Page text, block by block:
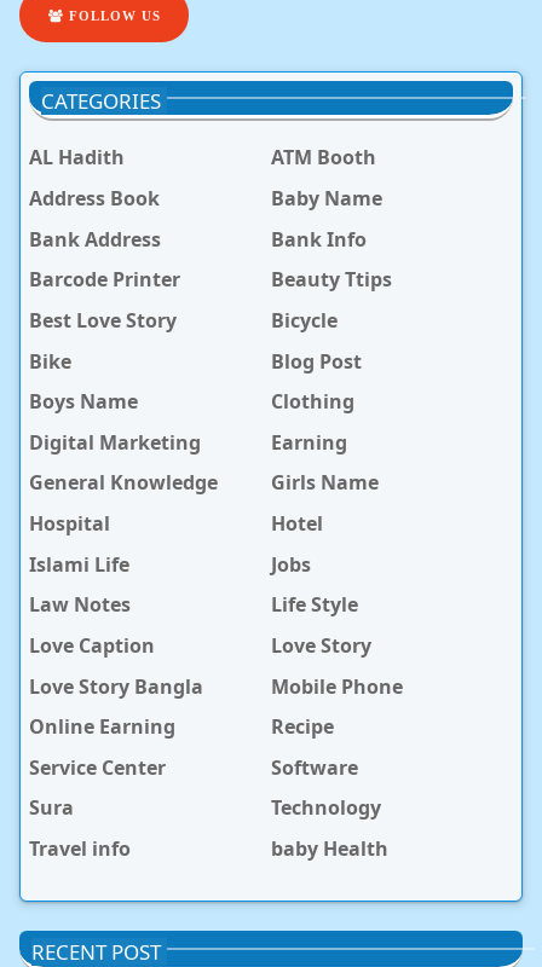
FOLLOW US
CATEGORIES
AL Hadith
ATM Booth
Address Book
Baby Name
Bank Address
Bank Info
Barcode Printer
Beauty Ttips
Best Love Story
Bicycle
Bike
Blog Post
Boys Name
Clothing
Digital Marketing
Earning
General Knowledge
Girls Name
Hospital
Hotel
Islami Life
Jobs
Law Notes
Life Style
Love Caption
Love Story
Love Story Bangla
Mobile Phone
Online Earning
Recipe
Service Center
Software
Sura
Technology
Travel info
baby Health
RECENT POST